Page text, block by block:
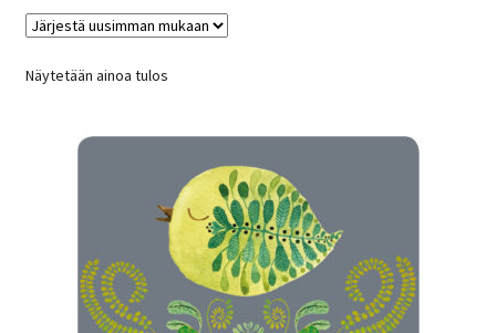
Näytetään ainoa tulos